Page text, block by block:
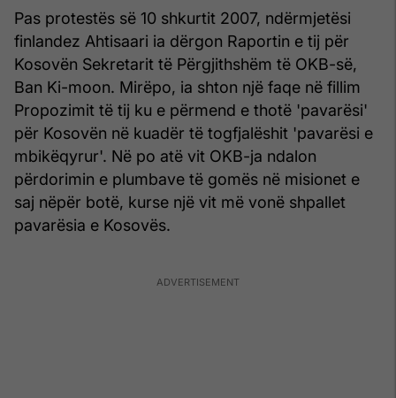
Pas protestës së 10 shkurtit 2007, ndërmjetësi
finlandez Ahtisaari ia dërgon Raportin e tij për
Kosovën Sekretarit të Përgjithshëm të OKB-së,
Ban Ki-moon. Mirëpo, ia shton një faqe në fillim
Propozimit të tij ku e përmend e thotë 'pavarësi'
për Kosovën në kuadër të togfjalëshit 'pavarësi e
mbikëqyrur'. Në po atë vit OKB-ja ndalon
përdorimin e plumbave të gomës në misionet e
saj nëpër botë, kurse një vit më vonë shpallet
pavarësia e Kosovës.